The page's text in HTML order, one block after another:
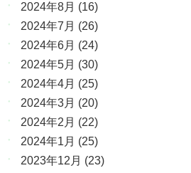
2024年8月 (16)
2024年7月 (26)
2024年6月 (24)
2024年5月 (30)
2024年4月 (25)
2024年3月 (20)
2024年2月 (22)
2024年1月 (25)
2023年12月 (23)